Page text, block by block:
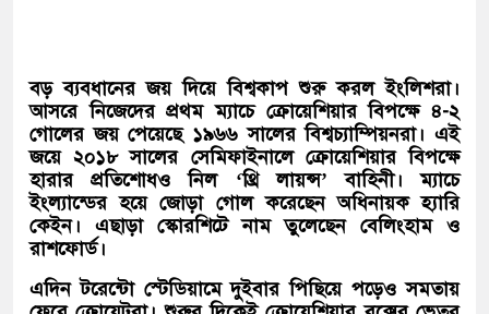
বড় ব্যবধানের জয় দিয়ে বিশ্বকাপ শুরু করল ইংলিশরা।
আসরে নিজেদের প্রথম ম্যাচে ক্রোয়েশিয়ার বিপক্ষে ৪-২
গোলের জয় পেয়েছে ১৯৬৬ সালের বিশ্বচ্যাম্পিয়নরা। এই
জয়ে ২০১৮ সালের সেমিফাইনালে ক্রোয়েশিয়ার বিপক্ষে
হারার প্রতিশোধও নিল ‘থ্রি লায়ন্স’ বাহিনী। ম্যাচে
ইংল্যান্ডের হয়ে জোড়া গোল করেছেন অধিনায়ক হ্যারি
কেইন। এছাড়া স্কোরশিটে নাম তুলেছেন বেলিংহাম ও
রাশফোর্ড।
এদিন টরেন্টো স্টেডিয়ামে দুইবার পিছিয়ে পড়েও সমতায়